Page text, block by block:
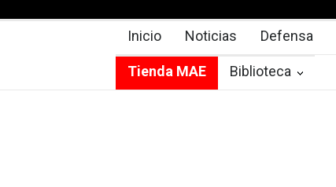
Inicio Noticias Defensa
Tienda MAE Biblioteca